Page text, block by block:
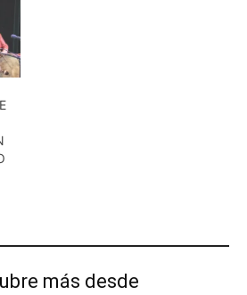
más desde